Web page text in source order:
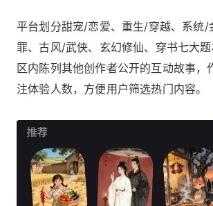
平台划分甜宠/恋爱、重生/穿越、系统/
罪、古风/武侠、玄幻修仙、穿书七大
区内陈列其他创作者公开的互动故事，
注体验人数，方便用户筛选热门内容。